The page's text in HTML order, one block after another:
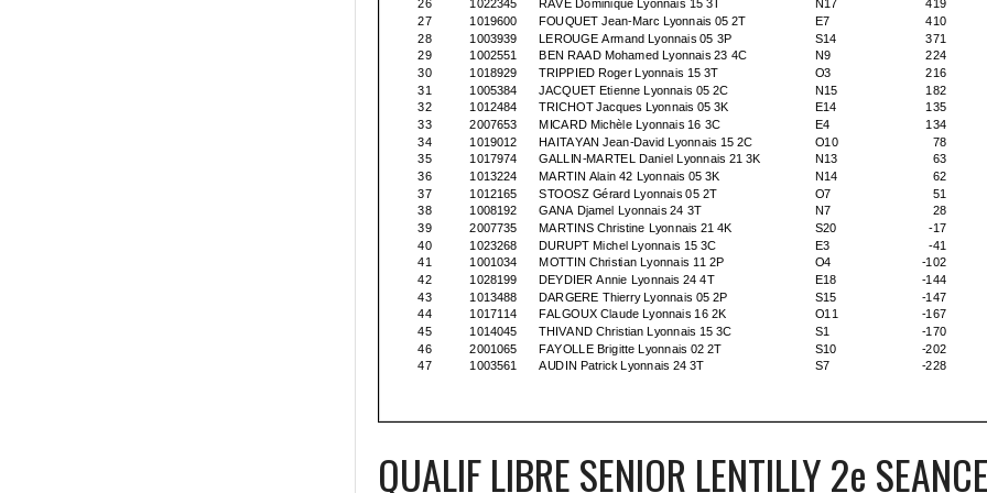
QUALIF LIBRE SENIOR LENTILLY 2e